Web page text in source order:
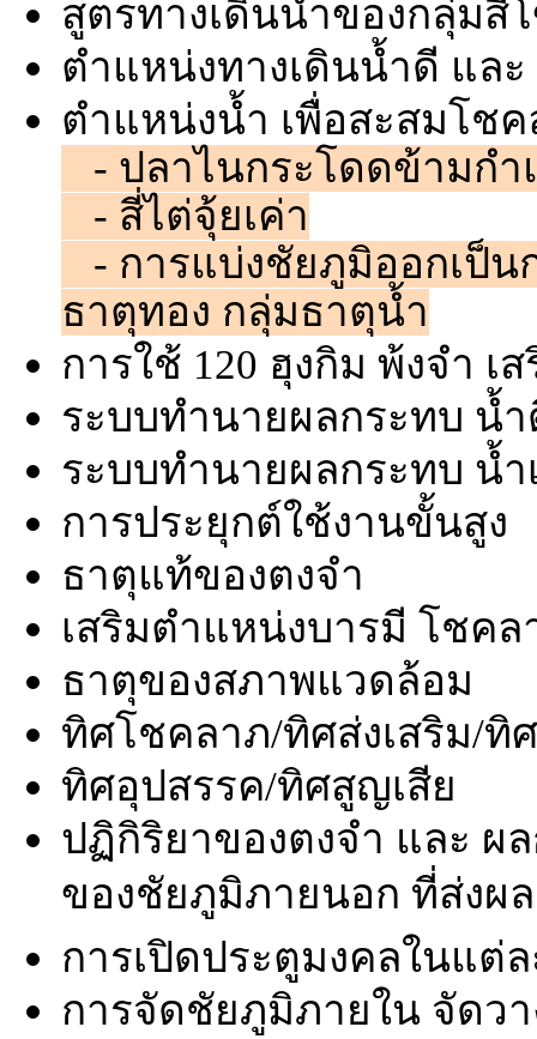
สูตรทางเดินน้ำของกลุ่มสี่
ตำแหน่งทางเดินน้ำดี แล
ตำแหน่งน้ำ เพื่อสะสมโชค
- ปลาไนกระโดดข้ามกำ
- สี่ไต่จุ้ยเค่า
- การแบ่งชัยภูมิออกเป็
ธาตุทอง กลุ่มธาตุน้ำ
การใช้ 120 ฮุงกิม พ้งจำ เ
ระบบทำนายผลกระทบ น้ำ
ระบบทำนายผลกระทบ น้ำ
การประยุกต์ใช้งานขั้นสูง
ธาตุแท้ของตงจำ
เสริมตำแหน่งบารมี โชคล
ธาตุของสภาพแวดล้อม
ทิศโชคลาภ/ทิศส่งเสริม/ทิ
ทิศอุปสรรค/ทิศสูญเสีย
ปฏิกิริยาของตงจำ และ ผ
ของชัยภูมิภายนอก ที่ส่งผ
การเปิดประตูมงคลในแต่
การจัดชัยภูมิภายใน จัดว